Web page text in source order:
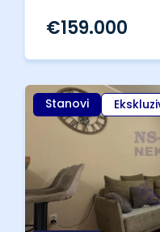
€159.000
Stanovi